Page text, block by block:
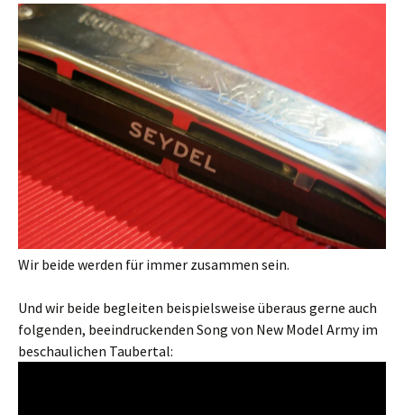
Wir beide werden für immer zusammen sein.
Und wir beide begleiten beispielsweise überaus gerne auch
folgenden, beeindruckenden Song von New Model Army im
beschaulichen Taubertal: